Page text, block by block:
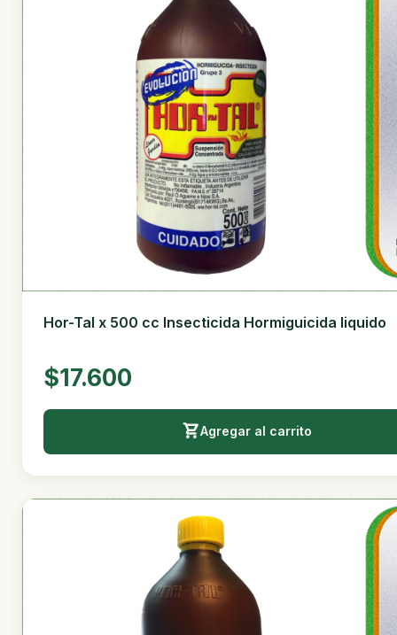
Hor-Tal x 500 cc Insecticida Hormiguicida liquido
$17.600
Agregar al carrito